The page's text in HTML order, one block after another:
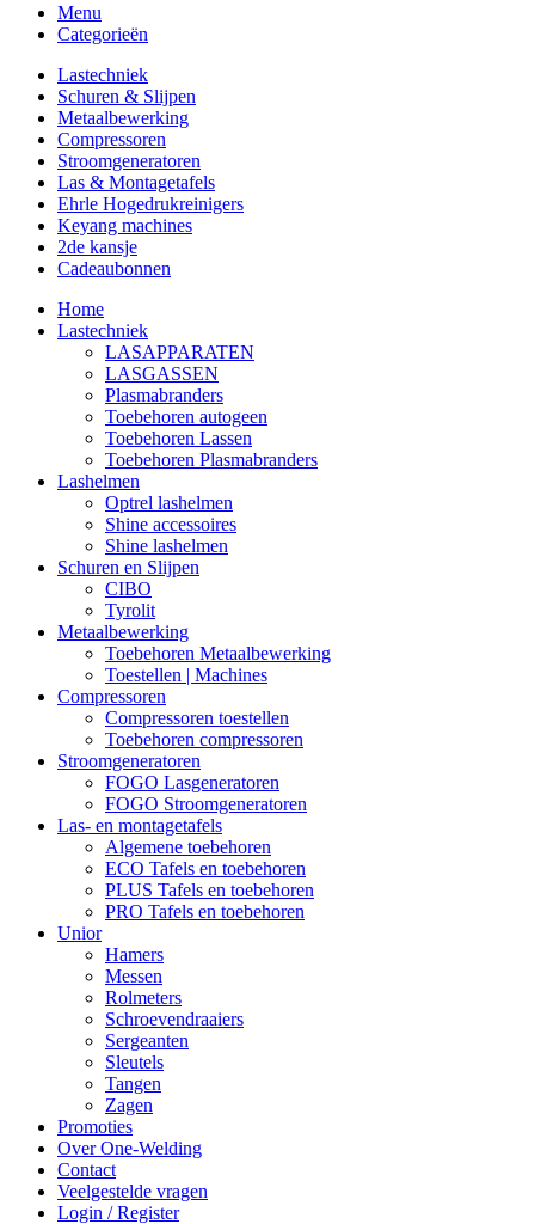
Menu
Categorieën
Lastechniek
Schuren & Slijpen
Metaalbewerking
Compressoren
Stroomgeneratoren
Las & Montagetafels
Ehrle Hogedrukreinigers
Keyang machines
2de kansje
Cadeaubonnen
Home
Lastechniek
LASAPPARATEN
LASGASSEN
Plasmabranders
Toebehoren autogeen
Toebehoren Lassen
Toebehoren Plasmabranders
Lashelmen
Optrel lashelmen
Shine accessoires
Shine lashelmen
Schuren en Slijpen
CIBO
Tyrolit
Metaalbewerking
Toebehoren Metaalbewerking
Toestellen | Machines
Compressoren
Compressoren toestellen
Toebehoren compressoren
Stroomgeneratoren
FOGO Lasgeneratoren
FOGO Stroomgeneratoren
Las- en montagetafels
Algemene toebehoren
ECO Tafels en toebehoren
PLUS Tafels en toebehoren
PRO Tafels en toebehoren
Unior
Hamers
Messen
Rolmeters
Schroevendraaiers
Sergeanten
Sleutels
Tangen
Zagen
Promoties
Over One-Welding
Contact
Veelgestelde vragen
Login / Register